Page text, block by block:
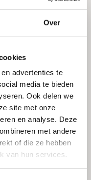
Over
advertenties te
media te bieden
Ook delen we
site met onze
en analyse. Deze
met andere
of die ze hebben
van hun services.